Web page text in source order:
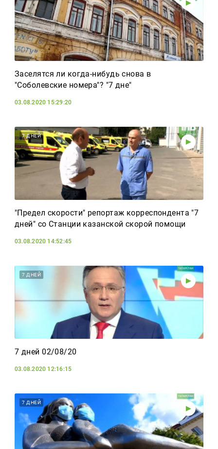
Заселятся ли когда-нибудь снова в
"Соболевские номера"? "7 дне"
03.08.2020 15:29:20
7 ДНЕЙ
"Предел скорости" репортаж корреспондента "7
дней" со Станции казанской скорой помощи
03.08.2020 14:52:45
7 ДНЕЙ
7 дней 02/08/20
03.08.2020 12:16:15
7 ДНЕЙ